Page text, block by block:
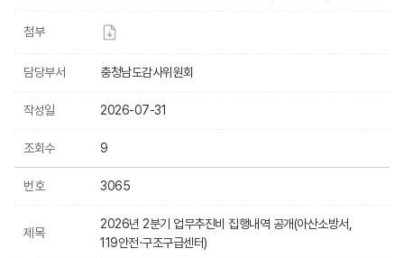
첨부
담당부서 충청남도감사위원회
작성일 2026-07-31
조회수 9
번호 3065
제목
2026년 2분기 업무추진비 집행내역 공개(아산소방서,
119안전·구조구급센터)